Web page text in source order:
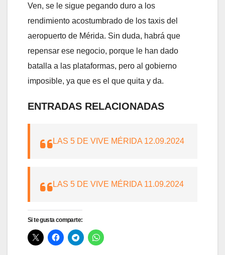
Ven, se le sigue pegando duro a los
rendimiento acostumbrado de los taxis del
aeropuerto de Mérida. Sin duda, habrá que
repensar ese negocio, porque le han dado
batalla a las plataformas, pero al gobierno
imposible, ya que es el que quita y da.
ENTRADAS RELACIONADAS
LAS 5 DE VIVE MÉRIDA 12.09.2024
LAS 5 DE VIVE MÉRIDA 11.09.2024
Si te gusta comparte: